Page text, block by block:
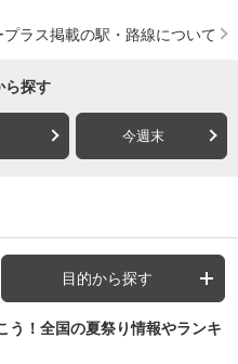
プラス掲載の駅・路線について
ら探す
今週末
目的から探す
う！全国の夏祭り情報やランキ